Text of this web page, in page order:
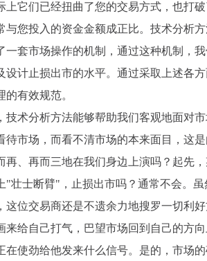
上它们已经扭曲了您的交易方式，也打
与您投入的资金金额成正比。技术分析
一套市场操作的机制，通过这种机制，
设计止损出市的水平。通过采取上述各
的有效规范。
术分析方法能够帮助我们客观地面对市
待市场，而看不清市场的本来面目，这
再、再而三地在我们身边上演吗？起先
"壮士断臂"，止损出市吗？通常不会。
这位交易商还是不遗余力地搜罗一切利
来给自己打气，巴望市场回到自己的方
在使劲给他发来什么信号。是的，市场